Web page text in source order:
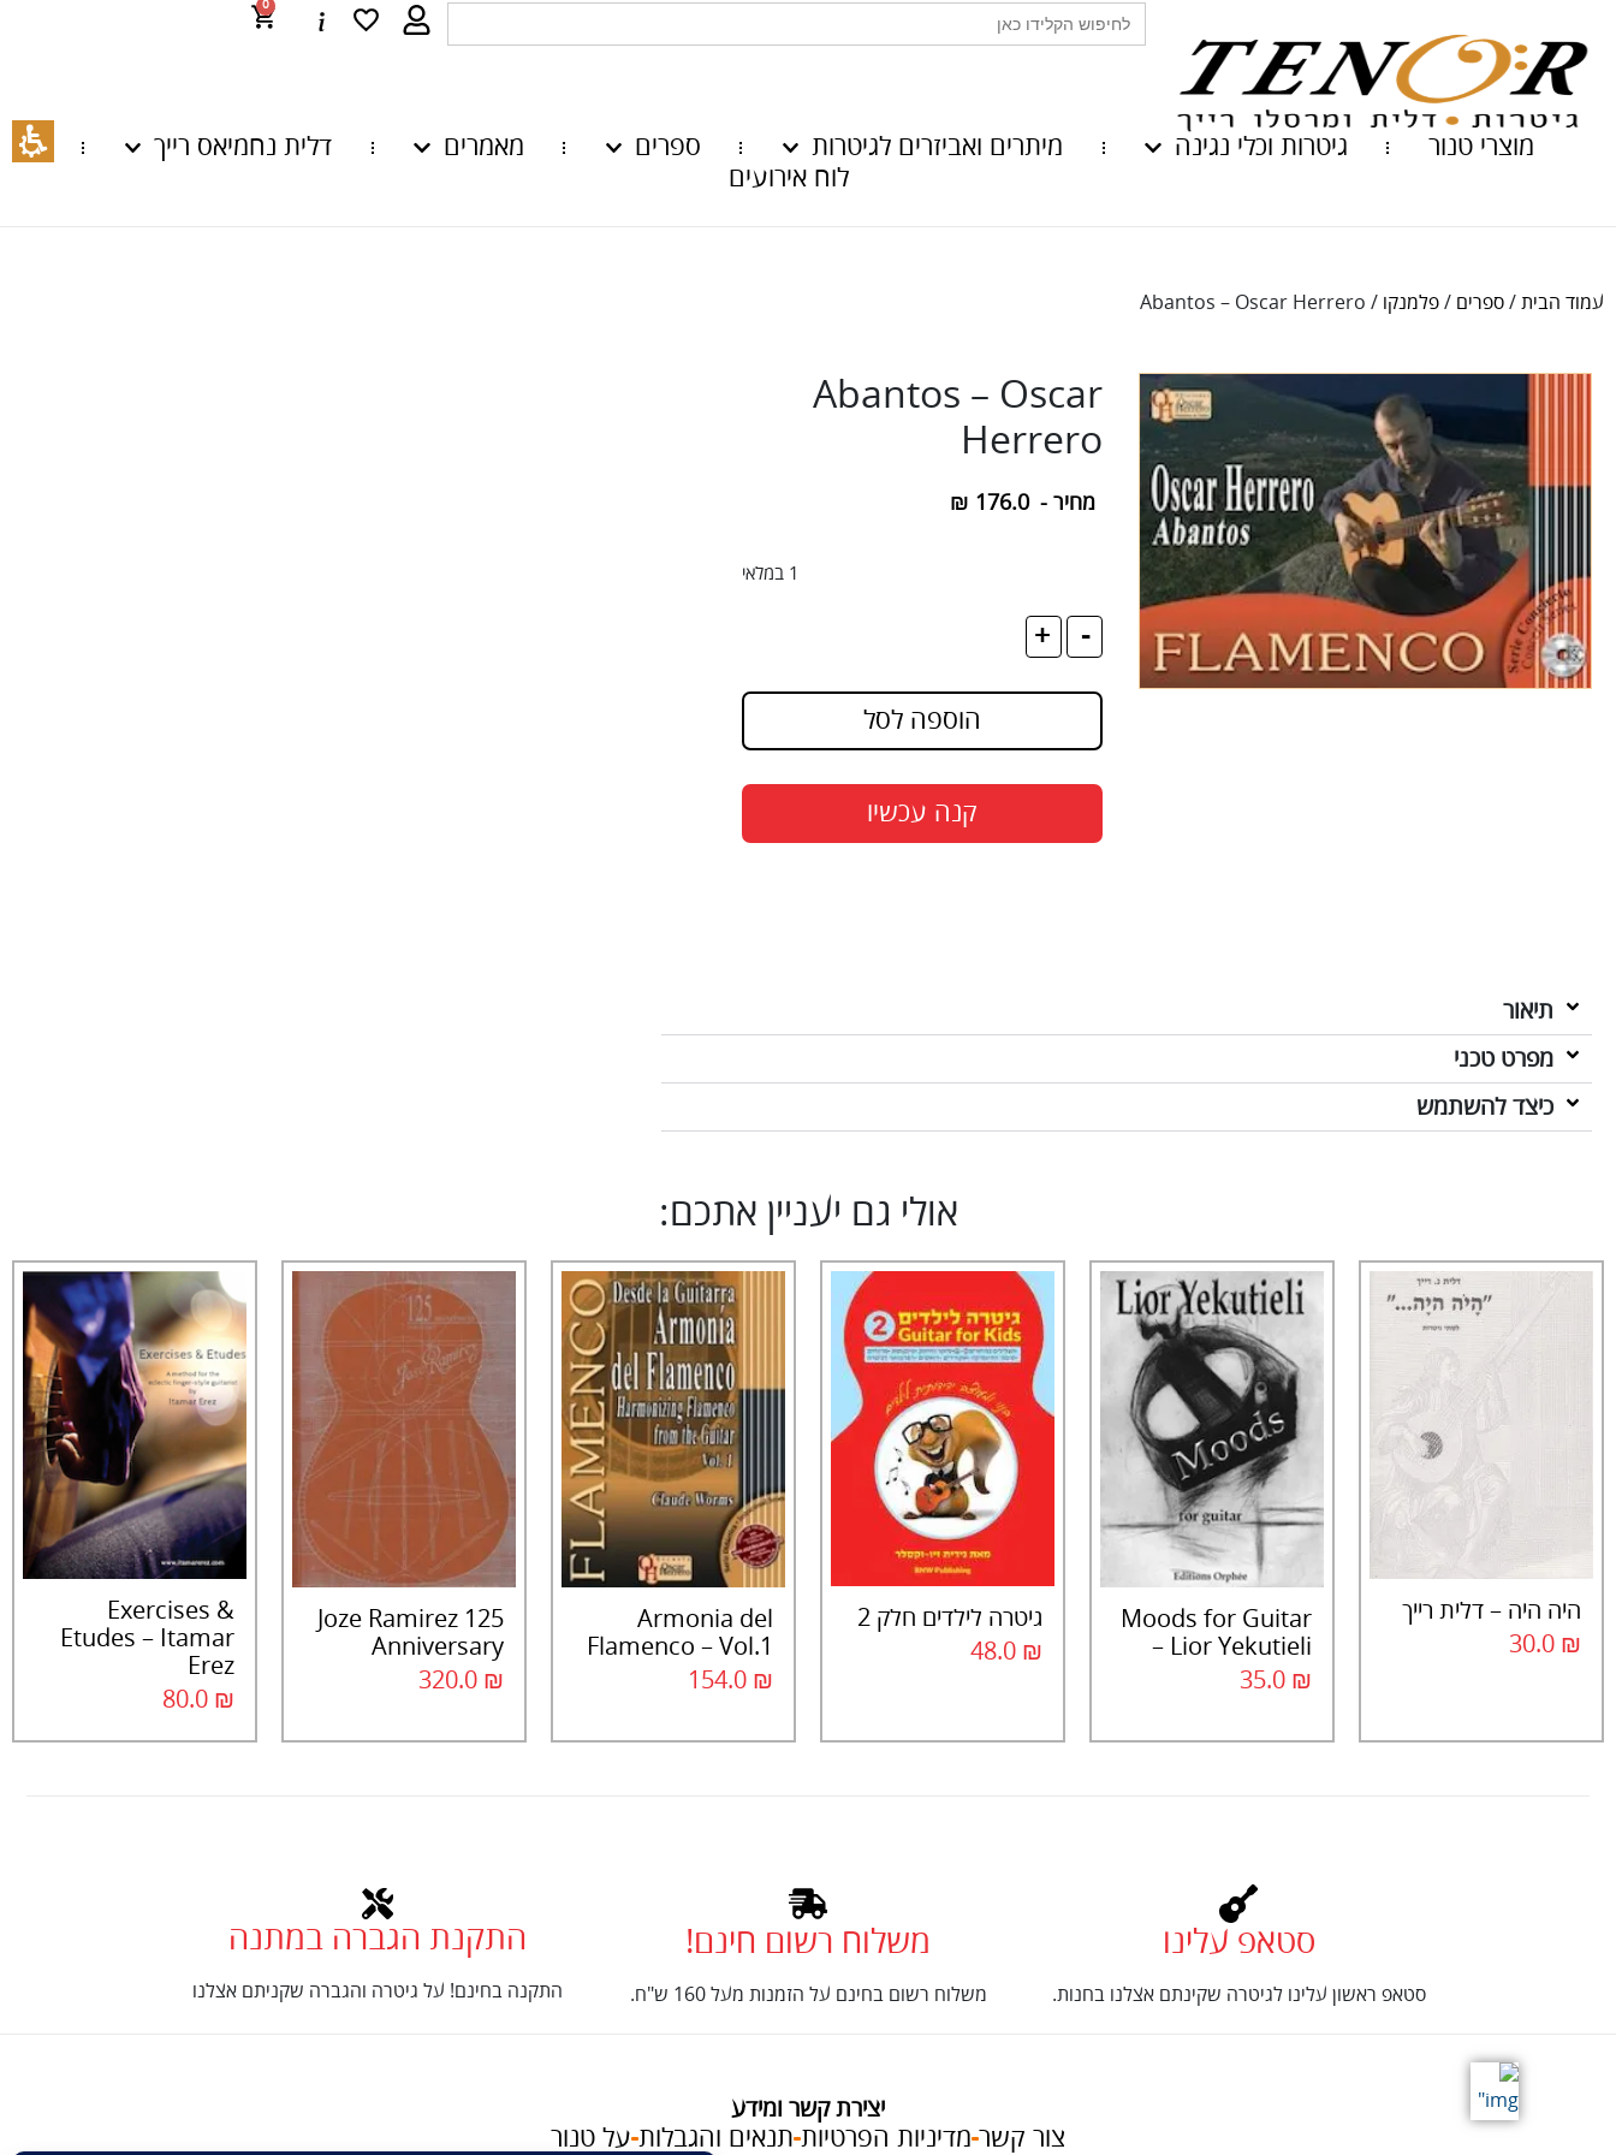
Search
for:
0
מוצרי טנור גיטרות וכלי נגינה מיתרים ואביזרים לגיטרות ספרים מאמרים
דלית נחמיאס רייך
לוח אירועים
עמוד הבית / ספרים / פלמנקו / Abantos – Oscar Herrero
Abantos – Oscar
Herrero
מחיר - ₪ 176.0
1 במלאי
-
+
הוספה לסל
קנה עכשיו
תיאור
מפרט טכני
כיצד להשתמש
אולי גם יעניין אתכם:
היה היה – דלית רייך
₪
Moods for Guitar
– Lior Yekutieli
₪
גיטרה לילדים חלק 2
₪
Armonia del
Flamenco – Vol.1
₪
Joze Ramirez 125
Anniversary
₪
Exercises &
Etudes – Itamar
Erez
₪
סטאפ עלינו
סטאפ ראשון עלינו לגיטרה שקינתם אצלנו בחנות.
משלוח רשום חינם!
משלוח רשום בחינם על הזמנות מעל 160 ש"ח.
התקנת הגברה במתנה
התקנה בחינם! על גיטרה והגברה שקניתם אצלנו
יצירת קשר ומידע
צור קשר מדיניות הפרטיות תנאים והגבלות על טנור